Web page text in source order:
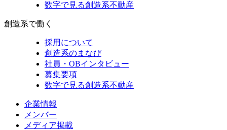
数字で見る創造系不動産
創造系で働く
採用について
創造系のまなび
社員・OBインタビュー
募集要項
数字で見る創造系不動産
企業情報
メンバー
メディア掲載